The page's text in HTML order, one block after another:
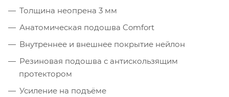
Толщина неопрена 3 мм
Анатомическая подошва Comfort
Внутреннее и внешнее покрытие нейлон
Резиновая подошва с антискользящим
протектором
Усиление на подъёме